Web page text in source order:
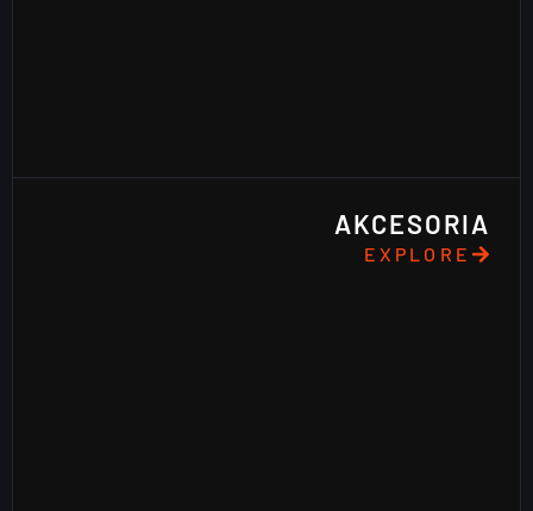
AKCESORIA
EXPLORE